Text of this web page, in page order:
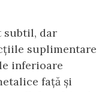
subtil, dar
suplimentare
inferioare
față și